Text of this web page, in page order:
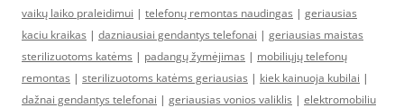
vaikų laiko praleidimui | telefonų remontas naudingas | geriausias
kaciu kraikas | dazniausiai gendantys telefonai | geriausias maistas
sterilizuotoms katėms | padangų žymėjimas | mobiliųjų telefonų
remontas | sterilizuotoms katėms geriausias | kiek kainuoja kubilai |
dažnai gendantys telefonai | geriausias vonios valiklis | elektromobiliu